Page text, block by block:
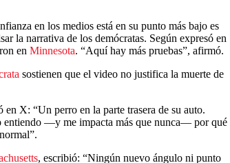
en los medios está en su punto más bajo es
la narrativa de los demócratas. Según expresó en
en Minnesota. “Aquí hay más pruebas”, afirmó.
sostienen que el video no justifica la muerte de
X: “Un perro en la parte trasera de su auto.
entiendo —y me impacta más que nunca— por qué
, escribió: “Ningún nuevo ángulo ni punto